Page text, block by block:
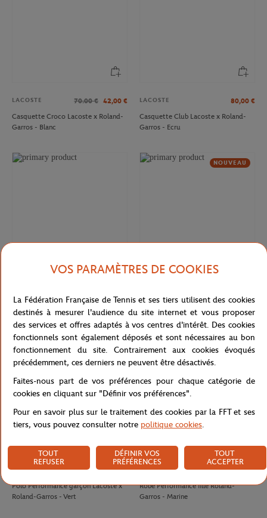
LACOSTE 70.00 € 42,00 €
Casquette Croco Lacoste x Roland-
Garros - Blanc
LACOSTE 80,00 €
Casquette Club Lacoste x Roland-
Garros - Ecru
Casquette Club Lacoste x Roland-
Garros - Marine
NOUVEAU
Drap de plage officiel joueur•se
Roland-Garros 2026 - Marine
LACOSTE 80,00 €
Polo Performance garçon Lacoste x
Roland-Garros - Vert
ROLAND GARROS 50,00 €
Robe Performance fille Roland-
Garros - Marine
VOS PARAMÈTRES DE COOKIES
La Fédération Française de Tennis et ses tiers utilisent des cookies
destinés à mesurer l'audience du site internet et vous proposer
des services et offres adaptés à vos centres d'intérêt. Des cookies
fonctionnels sont également déposés et sont nécessaires au bon
fonctionnement du site. Contrairement aux cookies évoqués
précédemment, ces derniers ne peuvent être désactivés.
Faites-nous part de vos préférences pour chaque catégorie de
cookies en cliquant sur "Définir vos préférences".
Pour en savoir plus sur le traitement des cookies par la FFT et ses
tiers, vous pouvez consulter notre politique cookies.
TOUT
REFUSER
DÉFINIR VOS
PRÉFÉRENCES
TOUT
ACCEPTER